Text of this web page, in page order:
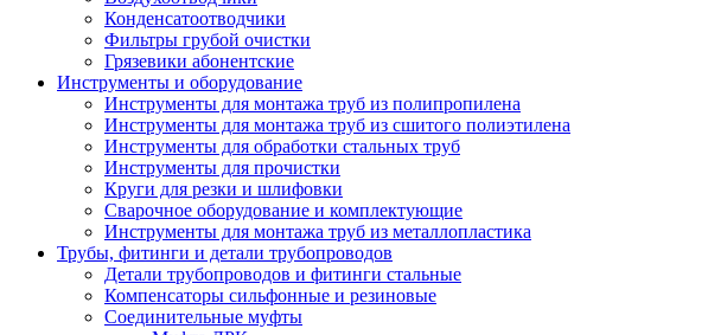
Конденсатоотводчики
Фильтры грубой очистки
Грязевики абонентские
Инструменты и оборудование
Инструменты для монтажа труб из полипропилена
Инструменты для монтажа труб из сшитого полиэтилена
Инструменты для обработки стальных труб
Инструменты для прочистки
Круги для резки и шлифовки
Сварочное оборудование и комплектующие
Инструменты для монтажа труб из металлопластика
Трубы, фитинги и детали трубопроводов
Детали трубопроводов и фитинги стальные
Компенсаторы сильфонные и резиновые
Соединительные муфты